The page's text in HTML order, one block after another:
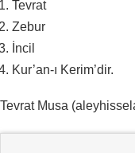
Tevrat
Zebur
İncil
Kur’an-ı Kerim’dir.
Tevrat Musa